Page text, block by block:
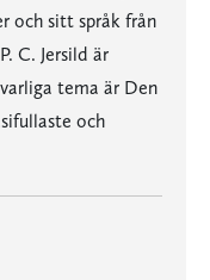
och sitt språk från
C. Jersild är
tema är Den
och